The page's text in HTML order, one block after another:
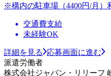
※構内の駐車場（4400円/月）
交通費支給
未経験OK
詳細を見る
応募画面に進む
派遣労働者
株式会社ジャパン・リリーフ